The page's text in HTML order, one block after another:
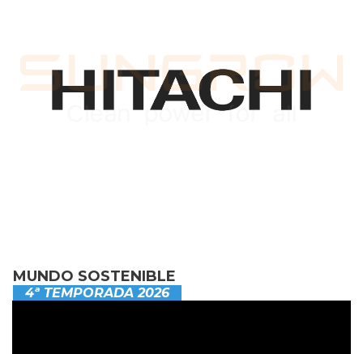
MUNDO SOSTENIBLE
4ª TEMPORADA 2026